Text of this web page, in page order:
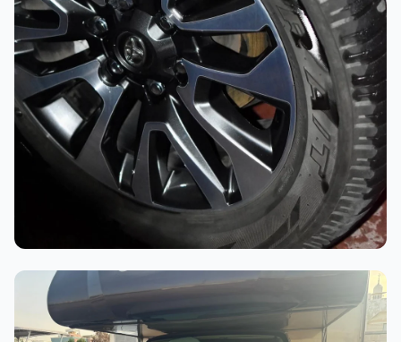
أثناء العمل